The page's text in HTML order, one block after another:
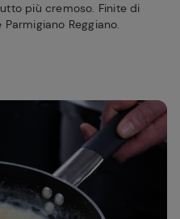
più cremoso. Finite di
Reggiano.